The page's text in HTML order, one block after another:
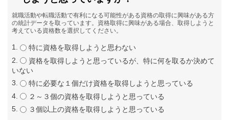
就職活動や転職活動で有利になる可能性がある資格の取得に興味がある方
の統計データを取っています。資格取得に興味がある場合、取得しようと
考えている資格数を選択してください。
特に資格を取得しようと思わない
資格を取得しようと思っているが、特に何を取るか決めて
いない
特に必要な１個だけ資格を取得しようと思っている
２～３個の資格を取得しようと思っている
３個以上の資格を取得しようと思っている